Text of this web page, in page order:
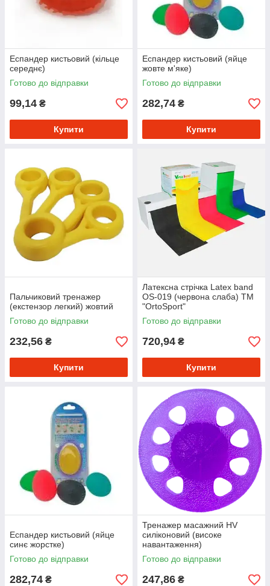
Еспандер кистьовий (кільце
середнє)
Готово до відправки
99,14 ₴
Купити
Еспандер кистьовий (яйце
жовте м'яке)
Готово до відправки
282,74 ₴
Купити
Пальчиковий тренажер
(екстензор легкий) жовтий
Готово до відправки
232,56 ₴
Купити
Латексна стрічка Latex band
OS-019 (червона слаба) ТМ
"OrtoSport"
Готово до відправки
720,94 ₴
Купити
Еспандер кистьовий (яйце
синє жорстке)
Готово до відправки
282,74 ₴
Тренажер масажний HV
силіконовий (високе
навантаження)
Готово до відправки
247,86 ₴